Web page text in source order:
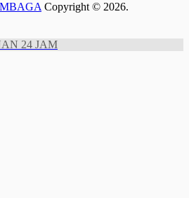
Copyright © 2026.
24 JAM